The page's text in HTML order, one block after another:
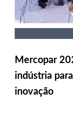
Mercopar
indústria
inovação